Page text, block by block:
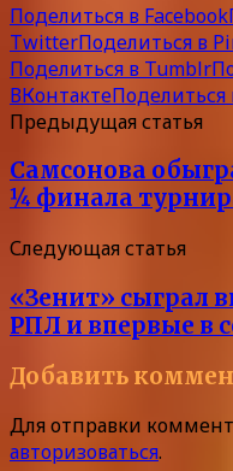
Поделиться в Facebook
TwitterПоделиться в
Поделиться в Tumblr
ВКонтактеПоделиться
Предыдущая статья
Самсонова
¼ финала
Следующая статья
«Зенит» сыграл
РПЛ и впервые в
Добавить
Для отправки
авторизоваться.